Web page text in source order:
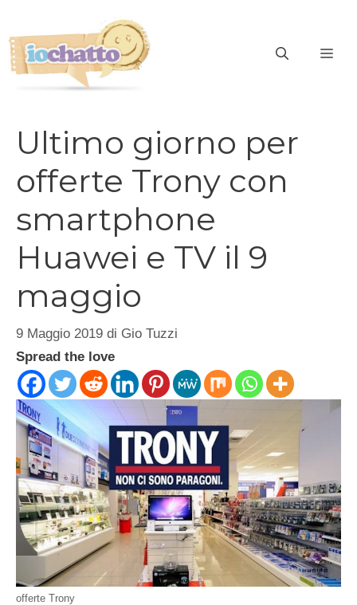
contenuto
Ultimo giorno per
offerte Trony con
smartphone
Huawei e TV il 9
maggio
9 Maggio 2019 di Gio Tuzzi
Spread the love
offerte Trony